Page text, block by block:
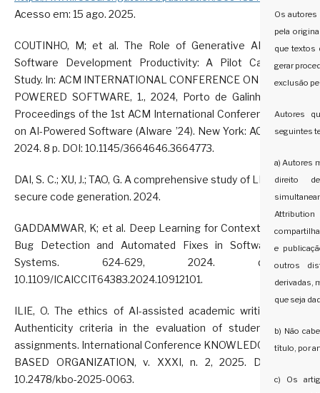
Acesso em: 15 ago. 2025.
COUTINHO, M; et al. The Role of Generative AI in
Software Development Productivity: A Pilot Case
Study. In: ACM INTERNATIONAL CONFERENCE ON AI-
POWERED SOFTWARE, 1., 2024, Porto de Galinhas.
Proceedings of the 1st ACM International Conference
on AI-Powered Software (AIware ’24). New York: ACM,
2024. 8 p. DOI: 10.1145/3664646.3664773.
DAI, S. C.; XU, J.; TAO, G. A comprehensive study of LLM
secure code generation. 2024.
GADDAMWAR, K; et al. Deep Learning for Contextual
Bug Detection and Automated Fixes in Software
Systems. 624-629, 2024. doi:
10.1109/ICAICCIT64383.2024.10912101.
ILIE, O. The ethics of AI-assisted academic writing.
Authenticity criteria in the evaluation of students’
assignments. International Conference KNOWLEDGE-
BASED ORGANIZATION, v. XXXI, n. 2, 2025. DOI:
10.2478/kbo-2025-0063.
Os autores
pela
que textos
gerar
exclusão
Autores
seguintes
a) Autores
direito
e
outros
derivadas,
que seja
b) Não
título, por
c) Os